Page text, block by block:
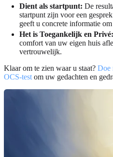
Dient als startpunt: De
startpunt zijn voor een
geeft u concrete informatie
Het is Toegankelijk en Privé:
comfort van uw eigen huis
vertrouwelijk.
Klaar om te zien waar u staat? Doe
OCS-test om uw gedachten en